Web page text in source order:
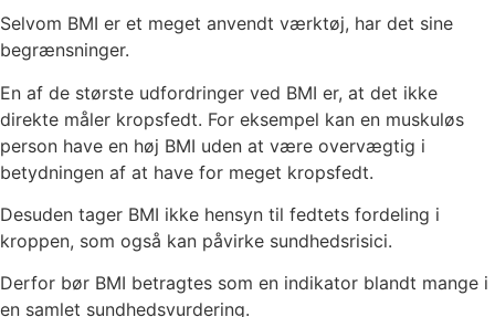
Selvom BMI er et meget anvendt værktøj, har det sine
begrænsninger.
En af de største udfordringer ved BMI er, at det ikke
direkte måler kropsfedt. For eksempel kan en muskuløs
person have en høj BMI uden at være overvægtig i
betydningen af at have for meget kropsfedt.
Desuden tager BMI ikke hensyn til fedtets fordeling i
kroppen, som også kan påvirke sundhedsrisici.
Derfor bør BMI betragtes som en indikator blandt mange i
en samlet sundhedsvurdering.